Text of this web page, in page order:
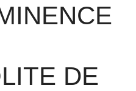
DE